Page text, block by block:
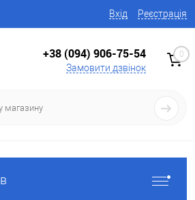
Вхід Реєстрація
+38 (094) 906-75-54
Замовити дзвінок
0